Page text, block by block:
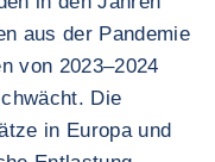
aus der Pandemie
von 2023–2024
Die
in Europa und